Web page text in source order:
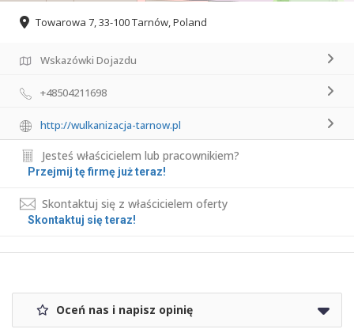
Towarowa 7, 33-100 Tarnów, Poland
Wskazówki Dojazdu
+48504211698
http://wulkanizacja-tarnow.pl
Jesteś właścicielem lub pracownikiem?
Przejmij tę firmę już teraz!
Skontaktuj się z właścicielem oferty
Skontaktuj się teraz!
Oceń nas i napisz opinię